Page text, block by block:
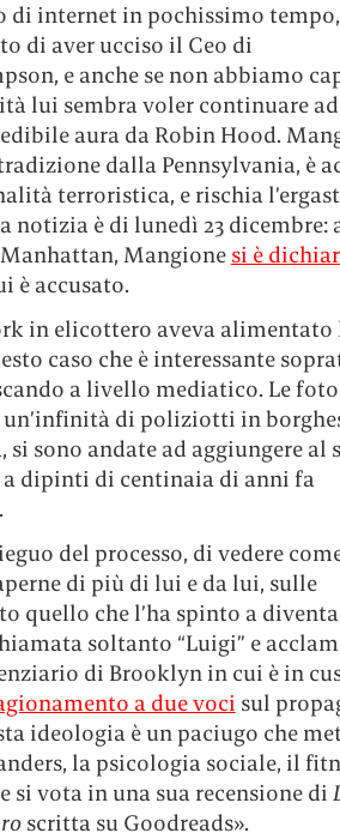
di internet in pochissimo
di aver ucciso il Ceo di
e anche se non abbiamo
lui sembra voler continuare ad
aura da Robin Hood.
dalla Pennsylvania, è
terroristica, e rischia
notizia è di lunedì 23 dicembre:
Manhattan, Mangione si è
è accusato.
in elicottero aveva alimentato
caso che è interessante
a livello mediatico. Le
di poliziotti in
sono andate ad aggiungere al
a dipinti di centinaia di anni fa
del processo, di vedere
di più di lui e da lui, sulle
quello che l’ha spinto a
soltanto “Luigi” e
di Brooklyn in cui è in
a due voci sul
ideologia è un paciugo che
la psicologia sociale, il
si vota in una sua recensione di
scritta su Goodreads».